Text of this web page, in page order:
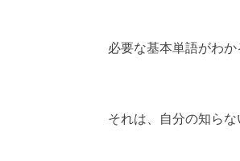
必要な基本単語がわ
それは、自分の知ら